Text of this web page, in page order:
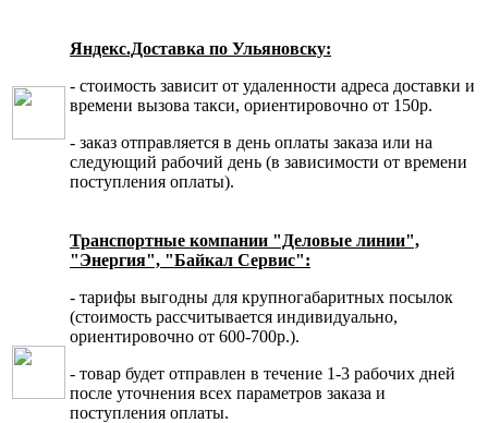
Яндекс.Доставка по Ульяновску:
- стоимость зависит от удаленности адреса доставки и
времени вызова такси, ориентировочно от 150р.
- заказ отправляется в день оплаты заказа или на
следующий рабочий день (в зависимости от времени
поступления оплаты).
Транспортные компании "Деловые линии",
"Энергия", "Байкал Сервис":
- тарифы выгодны для крупногабаритных посылок
(стоимость рассчитывается индивидуально,
ориентировочно от 600-700р.).
- товар будет отправлен в течение 1-3 рабочих дней
после уточнения всех параметров заказа и
поступления оплаты.